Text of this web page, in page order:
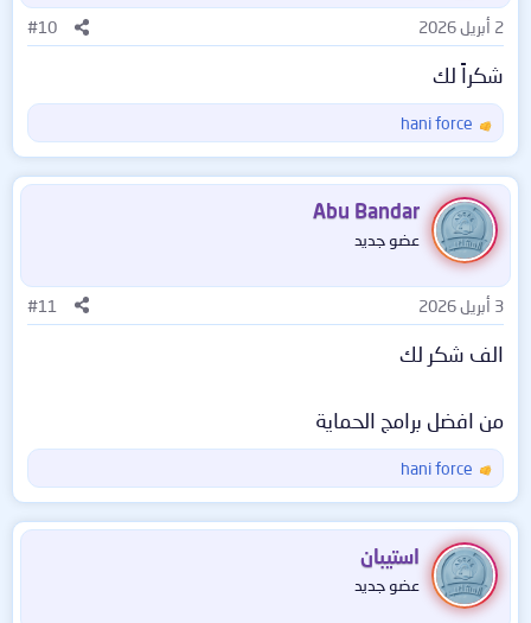
ا
ت2 أبريل 2026 #10
شكراً لك
ل
ت
ف
ا
ع
ا
ت
hani force
Abu Bandar
عضو جديد
3 أبريل 2026 #11
الف شكر لك
من افضل برامج الحماية
ل
ت
ف
ا
ع
hani force
استيبان
عضو جديد